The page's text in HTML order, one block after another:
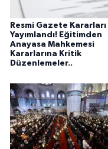
Resmi Gazete Kararları
Yayımlandı! Eğitimden
Anayasa Mahkemesi
Kararlarına Kritik
Düzenlemeler..